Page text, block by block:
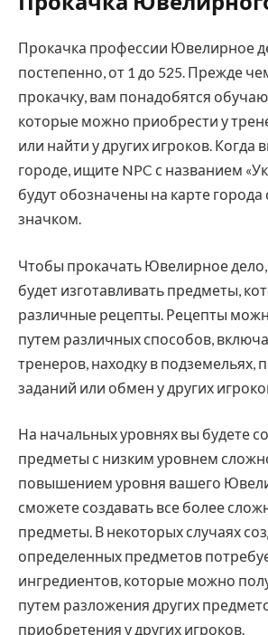
Прокачка профессии Ювелирное
постепенно, от 1 до 525. Прежде
прокачку, вам понадобятся
которые можно приобрести у
или найти у других игроков. Когда
городе, ищите NPC с названием
будут обозначены на карте
значком.
Чтобы прокачать Ювелирное
будет изготавливать предметы,
различные рецепты. Рецепты
путем различных способов,
тренеров, находку в подземельях,
заданий или обмен у других
На начальных уровнях вы будете
предметы с низким уровнем
повышением уровня вашего
сможете создавать все более
предметы. В некоторых случаях
определенных предметов
ингредиентов, которые можно
путем разложения других
приобретения у других игроков.